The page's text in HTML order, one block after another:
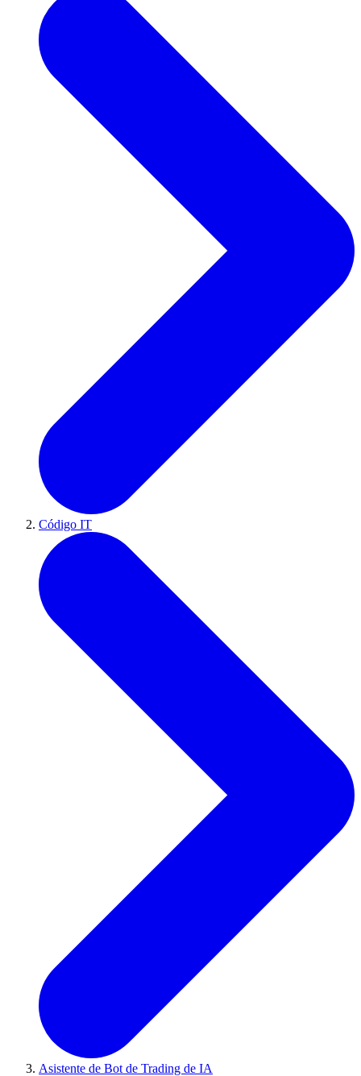
Código IT
Asistente de Bot de Trading de IA